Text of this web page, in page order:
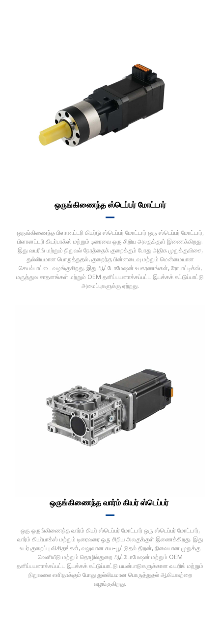
ஒருங்கிணைந்த ஸ்டெப்பர் மோட்டார்
▂▂
ஒருங்கிணைந்த பிளானட்டரி கியர்டு ஸ்டெப்பர் மோட்டார் ஒரு ஸ்டெப்பர் மோட்டார்,
பிளானட்டரி கியர்பாக்ஸ் மற்றும் டிரைவை ஒரு சிறிய அலகுக்குள் இணைக்கிறது.
இது வயரிங் மற்றும் நிறுவல் நேரத்தைக் குறைக்கும் போது அதிக முறுக்குவிசை,
துல்லியமான பொருத்துதல், குறைந்த பின்னடைவு மற்றும் மென்மையான
செயல்பாட்டை வழங்குகிறது. இது ஆட்டோமேஷன் உபகரணங்கள், ரோபாட்டிக்ஸ்,
மருத்துவ சாதனங்கள் மற்றும் OEM தனிப்பயனாக்கப்பட்ட இயக்கக் கட்டுப்பாட்டு
அமைப்புகளுக்கு ஏற்றது.
ஒருங்கிணைந்த வார்ம் கியர் ஸ்டெப்பர்
▂▂
ஒரு ஒருங்கிணைந்த வார்ம் கியர் ஸ்டெப்பர் மோட்டார் ஒரு ஸ்டெப்பர் மோட்டார்,
வார்ம் கியர்பாக்ஸ் மற்றும் டிரைவரை ஒரு சிறிய அலகுக்குள் இணைக்கிறது. இது
உயர் குறைப்பு விகிதங்கள், வலுவான சுய-பூட்டுதல் திறன், நிலையான முறுக்கு
வெளியீடு மற்றும் தொழில்துறை ஆட்டோமேஷன் மற்றும் OEM
தனிப்பயனாக்கப்பட்ட இயக்கக் கட்டுப்பாட்டு பயன்பாடுகளுக்கான வயரிங் மற்றும்
நிறுவலை எளிதாக்கும் போது துல்லியமான பொருத்துதல் ஆகியவற்றை
வழங்குகிறது.